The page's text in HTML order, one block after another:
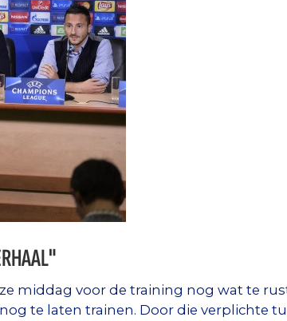
middag voor de training nog wat te
te laten trainen. Door die verplichte